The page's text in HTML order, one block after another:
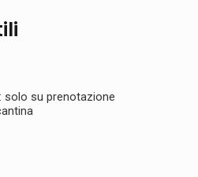
: solo su prenotazione